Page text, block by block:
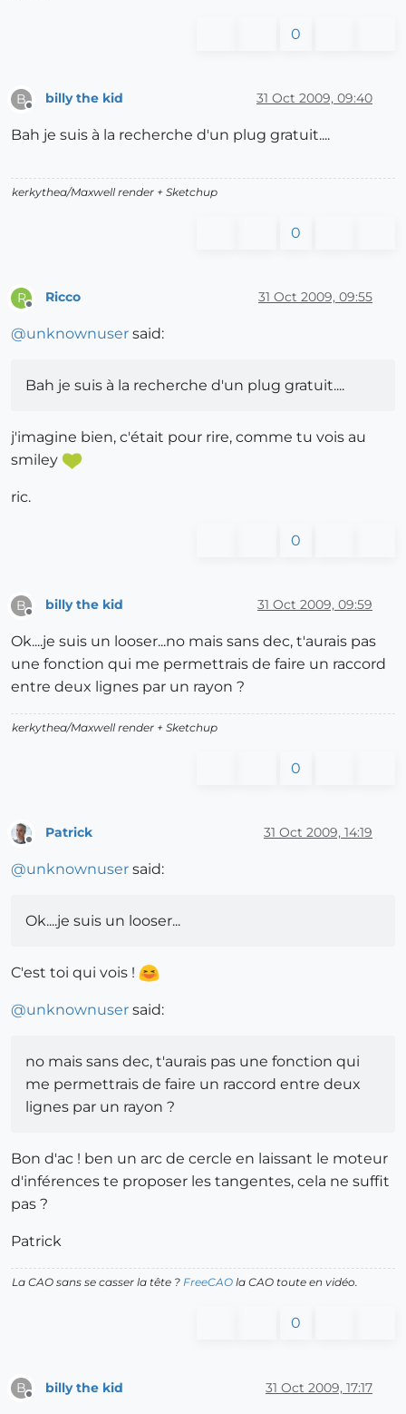
0
B billy the kid 31 Oct 2009, 09:40
Bah je suis à la recherche d'un plug gratuit....
kerkythea/Maxwell render + Sketchup
0
R Ricco 31 Oct 2009, 09:55
@unknownuser said:
Bah je suis à la recherche d'un plug gratuit....
j'imagine bien, c'était pour rire, comme tu vois au
smiley
ric.
0
B billy the kid 31 Oct 2009, 09:59
Ok....je suis un looser...no mais sans dec, t'aurais pas
une fonction qui me permettrais de faire un raccord
entre deux lignes par un rayon ?
kerkythea/Maxwell render + Sketchup
0
Patrick 31 Oct 2009, 14:19
@unknownuser said:
Ok....je suis un looser...
C'est toi qui vois !
@unknownuser said:
no mais sans dec, t'aurais pas une fonction qui
me permettrais de faire un raccord entre deux
lignes par un rayon ?
Bon d'ac ! ben un arc de cercle en laissant le moteur
d'inférences te proposer les tangentes, cela ne suffit
pas ?
Patrick
La CAO sans se casser la tête ? FreeCAO la CAO toute en vidéo.
0
B billy the kid 31 Oct 2009, 17:17